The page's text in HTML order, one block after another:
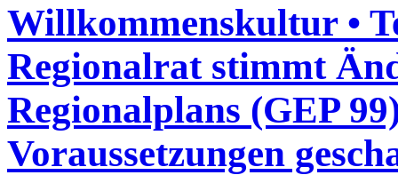
Willkommenskultur •
Regionalrat stimmt
Regionalplans (GEP
Voraussetzungen